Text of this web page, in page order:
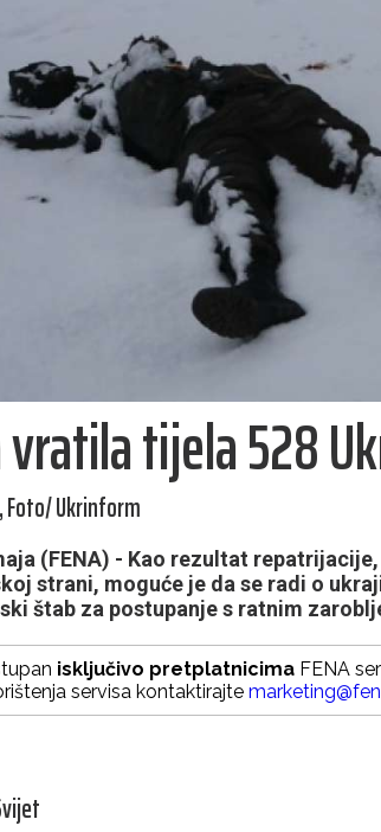
tijela 528
Ukrinform
(FENA) - Kao rezultat
strani, moguće je da se radi o
štab za postupanje s ratnim
isključivo pretplatnicima FENA
servisa kontaktirajte